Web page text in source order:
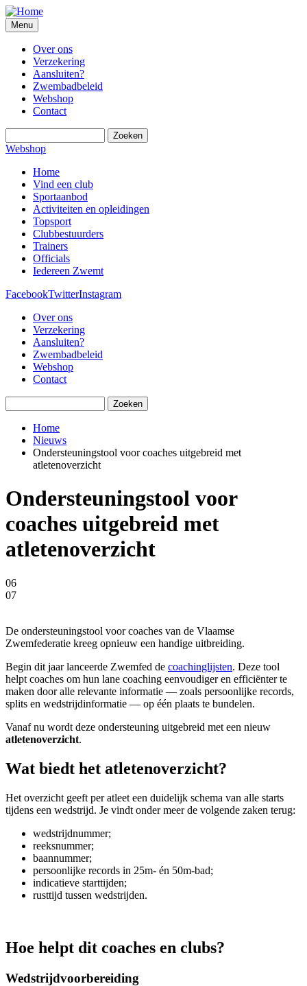
Overslaan
en
naar
inhoud
gaan
Menu
Over ons
Verzekering
Aansluiten?
Zwembadbeleid
Webshop
Contact
Webshop
Home
Vind een club
Sportaanbod
Activiteiten en opleidingen
Topsport
Clubbestuurders
Trainers
Officials
Iedereen Zwemt
FacebookTwitterInstagram
Over ons
Verzekering
Aansluiten?
Zwembadbeleid
Webshop
Contact
Kruimelpad
Home
Nieuws
Ondersteuningstool voor coaches uitgebreid met
atletenoverzicht
Ondersteuningstool voor
coaches uitgebreid met
atletenoverzicht
06
07
De ondersteuningstool voor coaches van de Vlaamse
Zwemfederatie kreeg opnieuw een handige uitbreiding.
Begin dit jaar lanceerde Zwemfed de coachinglijsten. Deze tool
helpt coaches om hun lane coaching eenvoudiger en efficiënter te
maken door alle relevante informatie — zoals persoonlijke records,
splits en wedstrijdinformatie — op één plaats te bundelen.
Vanaf nu wordt deze ondersteuning uitgebreid met een nieuw
atletenoverzicht.
Wat biedt het atletenoverzicht?
Het overzicht geeft per atleet een duidelijk schema van alle starts
tijdens een wedstrijd. Je vindt onder meer de volgende zaken terug:
wedstrijdnummer;
reeksnummer;
baannummer;
persoonlijke records in 25m- én 50m-bad;
indicatieve starttijden;
rusttijd tussen wedstrijden.
Hoe helpt dit coaches en clubs?
Wedstrijdvoorbereiding